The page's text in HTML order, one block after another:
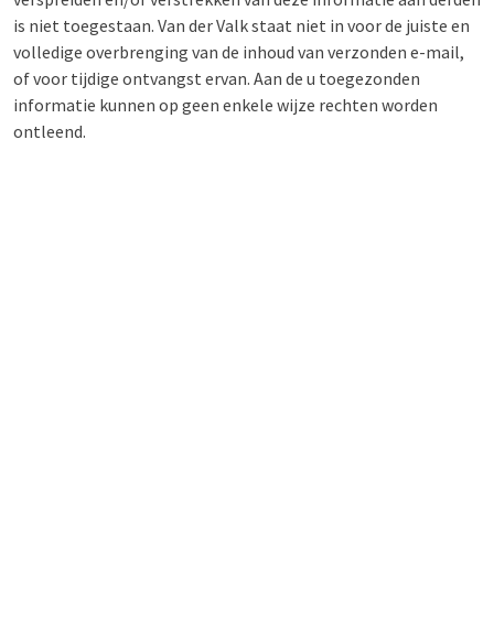
is niet toegestaan. Van der Valk staat niet in voor de juiste en
volledige overbrenging van de inhoud van verzonden e-mail,
of voor tijdige ontvangst ervan. Aan de u toegezonden
informatie kunnen op geen enkele wijze rechten worden
ontleend.